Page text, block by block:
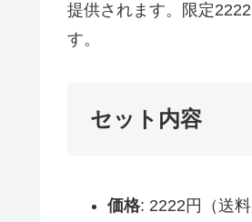
提供されます。限定
す。
セット内容
価格: 2222円（送料